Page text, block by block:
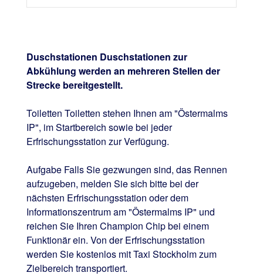
Duschstationen Duschstationen zur
Abkühlung werden an mehreren Stellen der
Strecke bereitgestellt.
Toiletten Toiletten stehen Ihnen am "Östermalms
IP", im Startbereich sowie bei jeder
Erfrischungsstation zur Verfügung.
Aufgabe Falls Sie gezwungen sind, das Rennen
aufzugeben, melden Sie sich bitte bei der
nächsten Erfrischungsstation oder dem
Informationszentrum am "Östermalms IP" und
reichen Sie Ihren Champion Chip bei einem
Funktionär ein. Von der Erfrischungs­station
werden Sie kostenlos mit Taxi Stockholm zum
Zielbereich transportiert.